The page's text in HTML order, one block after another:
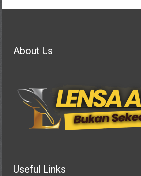
About Us
Useful Links